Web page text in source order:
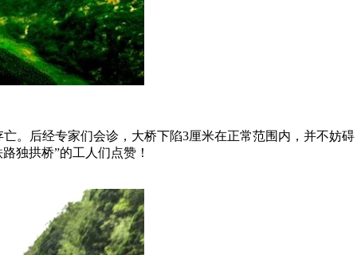
。后经专家们会诊，大桥下陷3厘米在正常范围内，并不妨碍
独拱桥”的工人们点赞！